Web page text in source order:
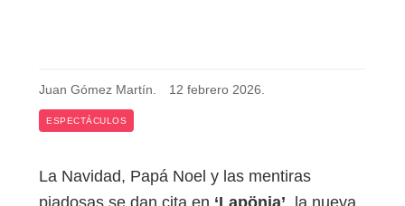
Juan Gómez Martín. 12 febrero 2026.
ESPECTÁCULOS
La Navidad, Papá Noel y las mentiras